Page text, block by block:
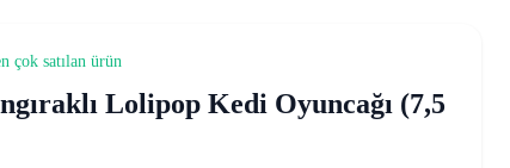
çok satılan ürün
Lolipop Kedi Oyuncağı (7,5